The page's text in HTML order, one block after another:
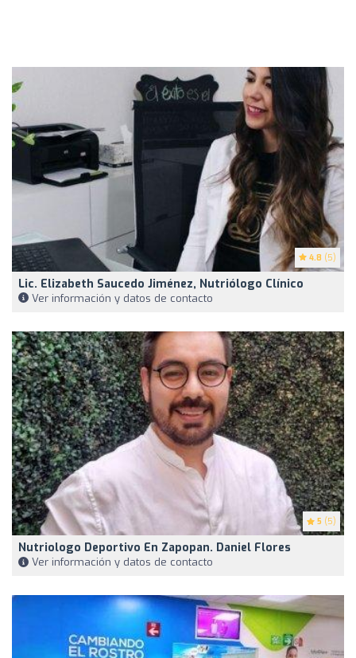
4.8 (5)
Lic. Elizabeth Saucedo Jiménez, Nutriólogo Clínico
Ver información y datos de contacto
5 (5)
Nutriologo Deportivo En Zapopan. Daniel Flores
Ver información y datos de contacto